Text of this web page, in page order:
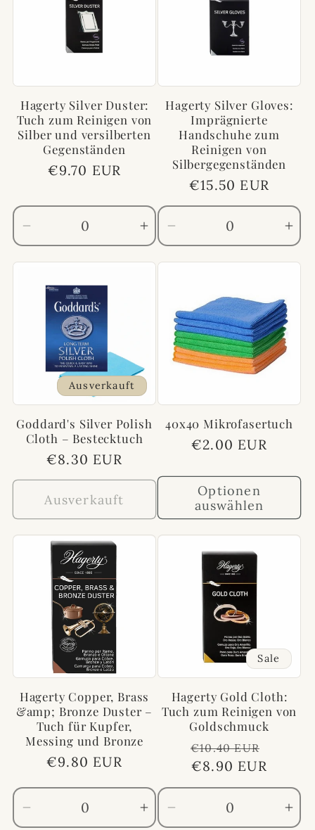
Hagerty Silver Duster:
Tuch zum Reinigen von
Silber und versilberten
Gegenständen
Normaler
€9.70 EUR
Verringere
die
Default
Title
Erhöhe
die
Menge
Default
Hagerty Silver Gloves:
Imprägnierte
Handschuhe zum
Reinigen von
Silbergegenständen
Normaler
Preis
€15.50 EUR
Verringere
die
Default
Title
die
Title
Ausverkauft
Goddard's Silver Polish
Cloth – Bestecktuch
Normaler
Preis
€8.30 EUR
Ausverkauft
40x40 Mikrofasertuch
Normaler
€2.00 EUR
Optionen
auswählen
Hagerty Copper, Brass
&amp; Bronze Duster –
Tuch für Kupfer,
Messing und Bronze
Normaler
€9.80 EUR
Verringere
Erhöhe
Sale
Hagerty Gold Cloth:
Tuch zum Reinigen von
Goldschmuck
Normaler
Preis
€10.40 EUR
€8.90 EUR
Verringere